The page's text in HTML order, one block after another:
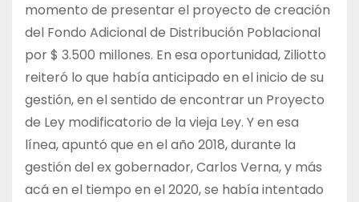
momento de presentar el proyecto de creación
del Fondo Adicional de Distribución Poblacional
por $ 3.500 millones. En esa oportunidad, Ziliotto
reiteró lo que había anticipado en el inicio de su
gestión, en el sentido de encontrar un Proyecto
de Ley modificatorio de la vieja Ley. Y en esa
línea, apuntó que en el año 2018, durante la
gestión del ex gobernador, Carlos Verna, y más
acá en el tiempo en el 2020, se había intentado